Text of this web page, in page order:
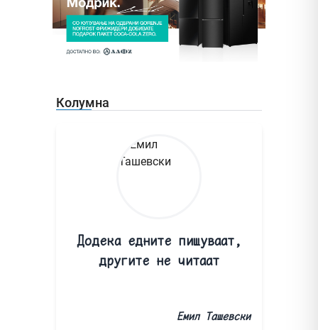
Колумна
Додека едните пишуваат,
другите не читаат
Емил Ташевски